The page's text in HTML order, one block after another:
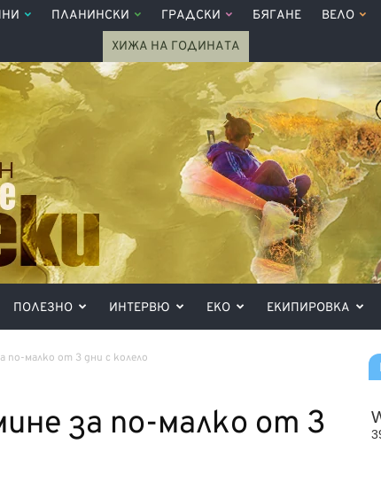
ПЛАНИНСКИ ГРАДСКИ БЯГАНЕ ВЕЛО
ХИЖА НА ГОДИНАТА
ПОЛЕЗНО ИНТЕРВЮ ЕКО ЕКИПИРОВКА
по-малко от 3 дни с колело
за по-малко от 3